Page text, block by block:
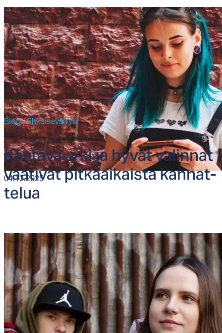
04.12.2025
Blogi,Ehkäisevä työ
Kes­tä­vä ar­ki ja hy­vät va­lin­nat
vaa­ti­vat pit­käai­kais­ta kan­nat­
te­lua